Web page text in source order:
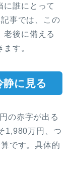
に誰にとって
事では、この
老後に備える
す。
静に見る
の赤字が出る
1,980万円、つ
です。具体的